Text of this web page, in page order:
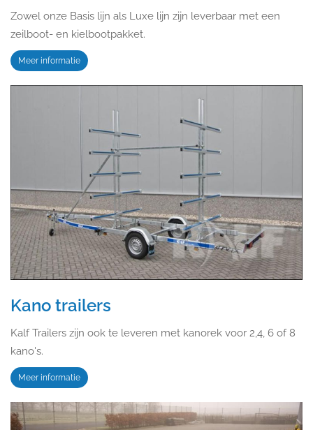
Zowel onze Basis lijn als Luxe lijn zijn leverbaar met een
zeilboot- en kielbootpakket.
Meer informatie
Kano trailers
Kalf Trailers zijn ook te leveren met kanorek voor 2,4, 6 of 8
kano's.
Meer informatie